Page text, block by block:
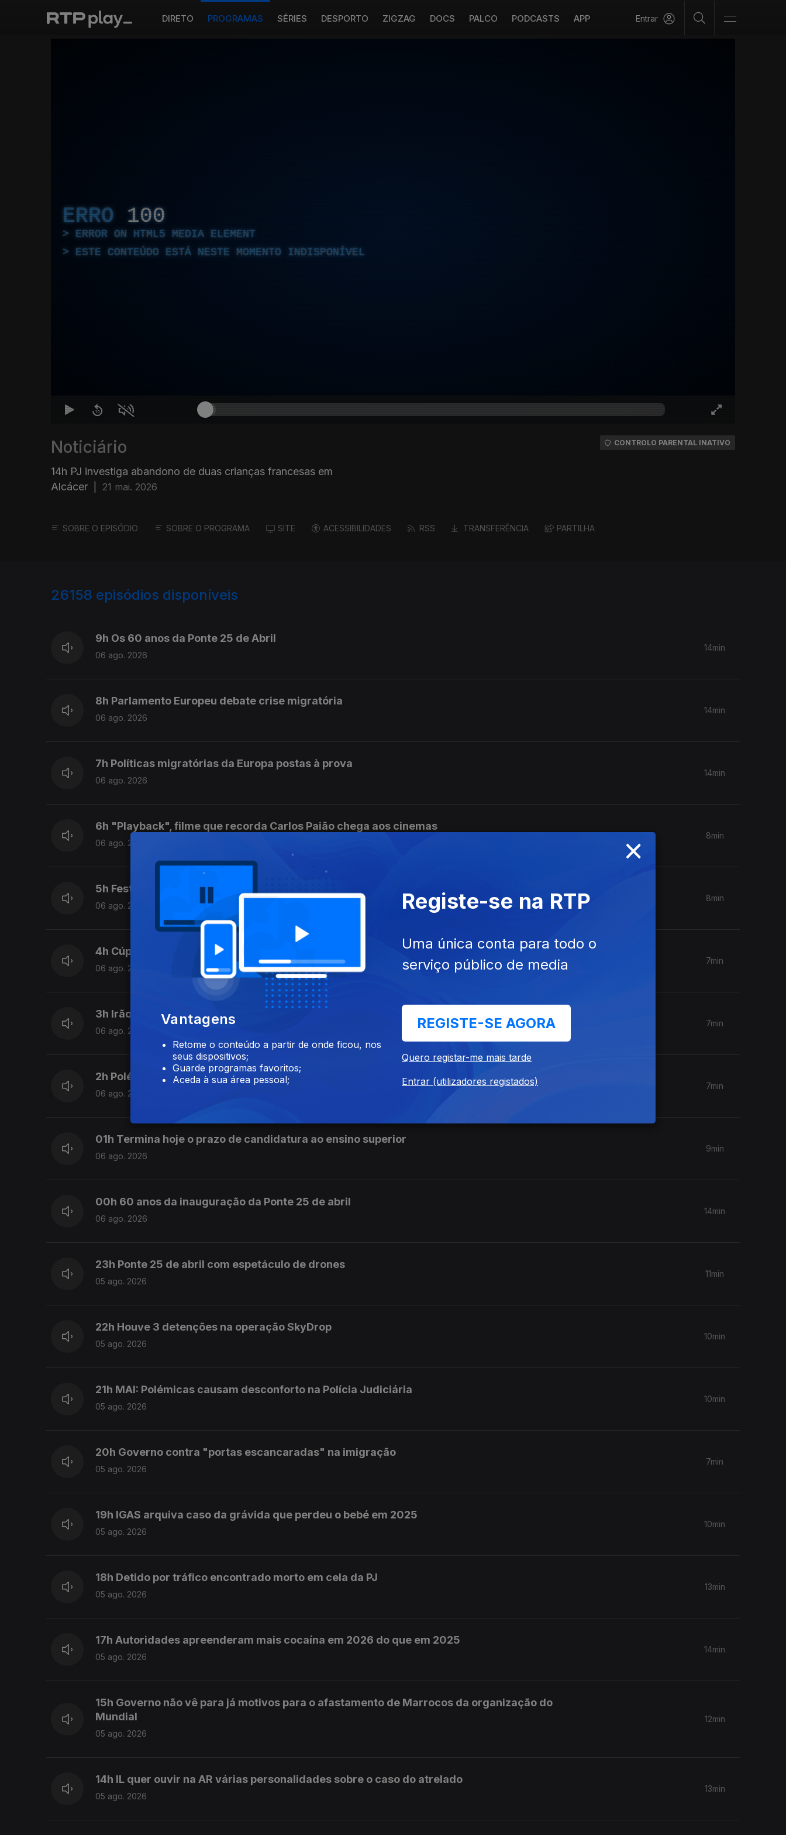
DIRETO PROGRAMAS SÉRIES DESPORTO ZIGZAG DOCS PALCO PODCASTS APP Entrar
ERRO 100
ERROR ON HTML5 MEDIA ELEMENT
ESTE CONTEÚDO ESTÁ NESTE MOMENTO INDISPONÍVEL
Noticiário
14h PJ investiga abandono de duas crianças francesas em
Alcácer
21 mai. 2026
CONTROLO PARENTAL INATIVO
SOBRE O EPISÓDIO SOBRE O PROGRAMA SITE ACESSIBILIDADES RSS TRANSFERÊNCIA PARTILHA
26158 episódios disponíveis
9h Os 60 anos da Ponte 25 de Abril
06 ago. 2026
14min
8h Parlamento Europeu debate crise migratória
06 ago. 2026
14min
7h Políticas migratórias da Europa postas à prova
06 ago. 2026
14min
6h "Playback", filme que recorda Carlos Paião chega aos cinemas
06 ago. 2026
8min
5h Festival Bons Sons até domingo na aldeia de Cem Soldos
06 ago. 2026
8min
4h Cúpula da FIFA reafirma total apoio a Gianni Infantino
06 ago. 2026
7min
3h Irão e Omã acordam nova rota marítima no Estreito de Ormuz
06 ago. 2026
7min
2h Polémicas com ministro Luís Neves causam desconforto na PJ
06 ago. 2026
7min
01h Termina hoje o prazo de candidatura ao ensino superior
06 ago. 2026
9min
00h 60 anos da inauguração da Ponte 25 de abril
06 ago. 2026
14min
23h Ponte 25 de abril com espetáculo de drones
05 ago. 2026
11min
22h Houve 3 detenções na operação SkyDrop
05 ago. 2026
10min
21h MAI: Polémicas causam desconforto na Polícia Judiciária
05 ago. 2026
10min
20h Governo contra "portas escancaradas" na imigração
05 ago. 2026
7min
19h IGAS arquiva caso da grávida que perdeu o bebé em 2025
05 ago. 2026
10min
18h Detido por tráfico encontrado morto em cela da PJ
05 ago. 2026
13min
17h Autoridades apreenderam mais cocaína em 2026 do que em 2025
05 ago. 2026
14min
15h Governo não vê para já motivos para o afastamento de Marrocos da organização do
Mundial
05 ago. 2026
12min
14h IL quer ouvir na AR várias personalidades sobre o caso do atrelado
05 ago. 2026
13min
×
Vantagens
Retome o conteúdo a partir de onde ficou, nos
seus dispositivos;
Guarde programas favoritos;
Aceda à sua área pessoal;
Registe-se na RTP
Uma única conta para todo o
serviço público de media
REGISTE-SE AGORA
Quero registar-me mais tarde
Entrar (utilizadores registados)